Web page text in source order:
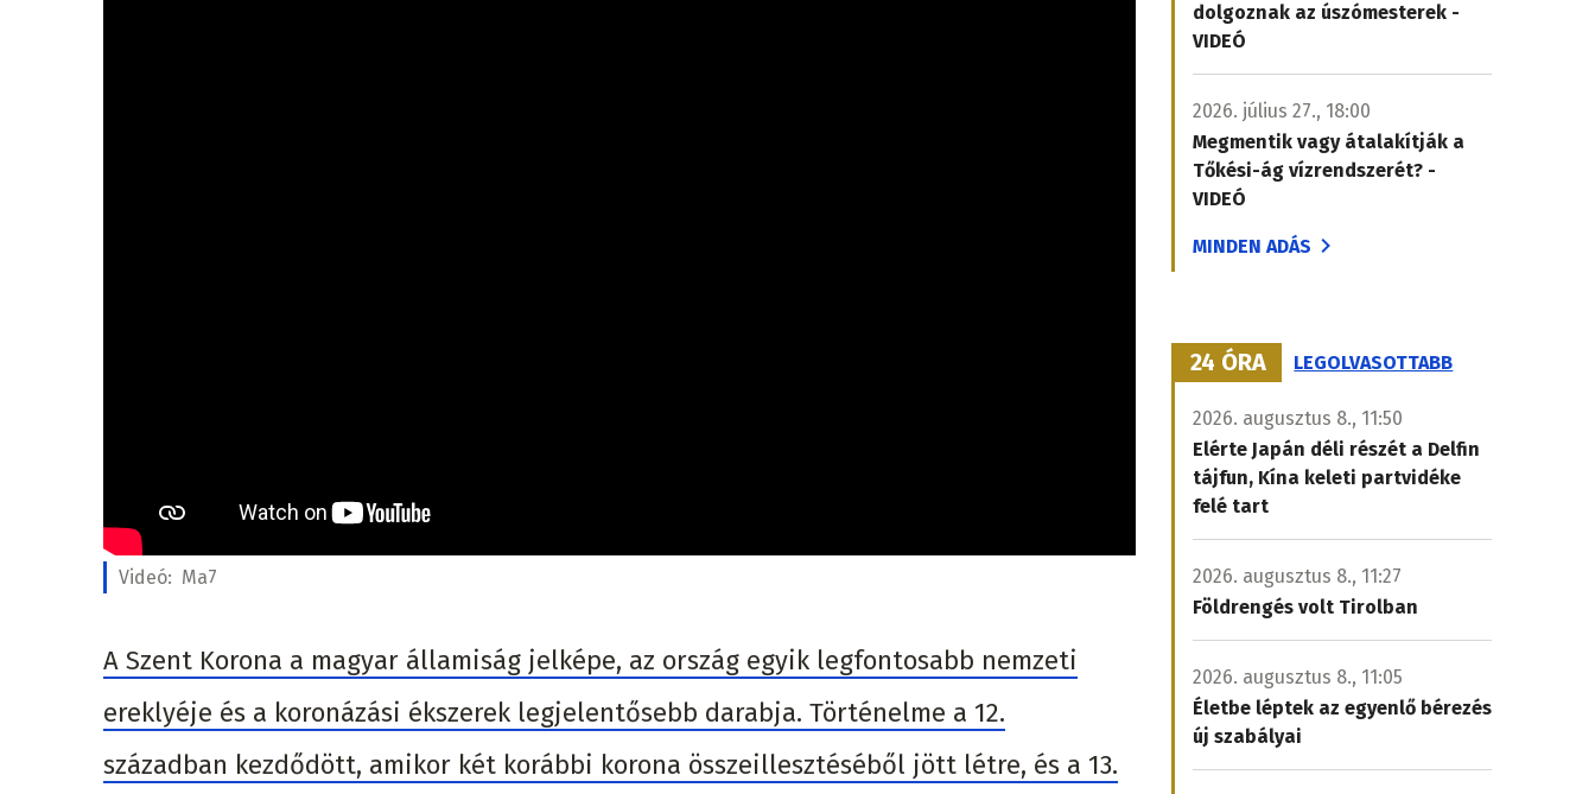
Videó: Ma7
A Szent Korona a magyar államiság jelképe, az ország egyik legfontosabb nemzeti
ereklyéje és a koronázási ékszerek legjelentősebb darabja. Történelme a 12.
században kezdődött, amikor két korábbi korona összeillesztéséből jött létre, és a 13.
dolgoznak az úszómesterek -
VIDEÓ
2026. július 27., 18:00
Megmentik vagy átalakítják a
Tőkési-ág vízrendszerét? -
VIDEÓ
MINDEN ADÁS
24 ÓRA LEGOLVASOTTABB
2026. augusztus 8., 11:50
Elérte Japán déli részét a Delfin
tájfun, Kína keleti partvidéke
felé tart
2026. augusztus 8., 11:27
Földrengés volt Tirolban
2026. augusztus 8., 11:05
Életbe léptek az egyenlő bérezés
új szabályai